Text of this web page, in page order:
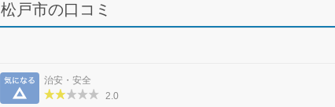
松戸市の口コミ
気になる
治安・安全
2.0